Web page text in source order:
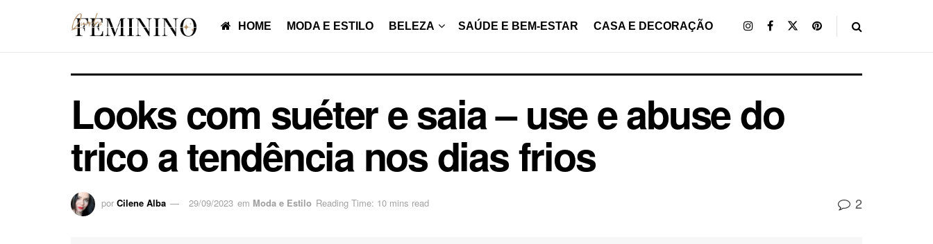
HOME MODA E ESTILO BELEZA SAÚDE E BEM-ESTAR CASA E DECORAÇÃO
Looks com suéter e saia – use e abuse do
trico a tendência nos dias frios
por Cilene Alba 29/09/2023 em Moda e Estilo Reading Time: 10 mins read 2